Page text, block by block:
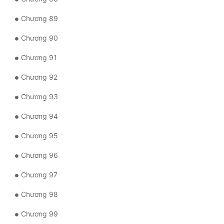
Chương 89
Chương 90
Chương 91
Chương 92
Chương 93
Chương 94
Chương 95
Chương 96
Chương 97
Chương 98
Chương 99